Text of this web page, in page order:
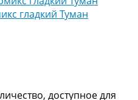
гладкий Туман
доступное для